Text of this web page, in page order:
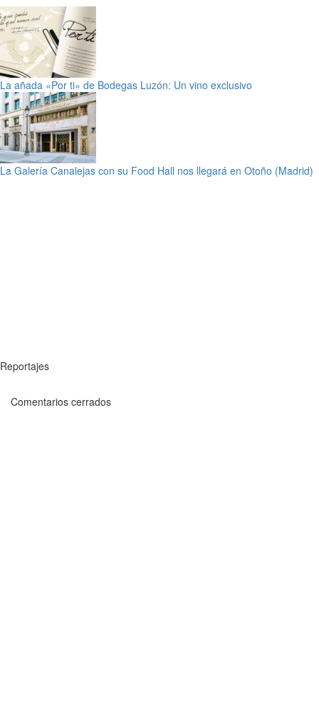
La añada «Por ti» de Bodegas Luzón: Un vino exclusivo
La Galería Canalejas con su Food Hall nos llegará en Otoño (Madrid)
Reportajes
Comentarios cerrados